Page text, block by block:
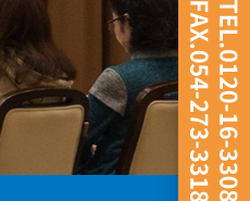
社・特典
報